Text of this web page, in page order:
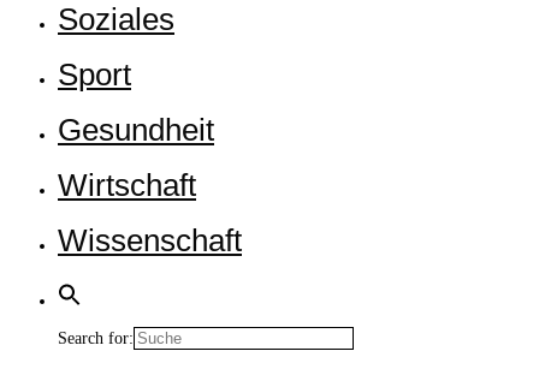
Sozia­les
Sport
Gesund­heit
Wirt­schaft
Wis­sen­schaft
Search for: